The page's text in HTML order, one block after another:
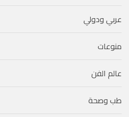
عربي ودولي
منوعات
عالم الفن
طب وصحة